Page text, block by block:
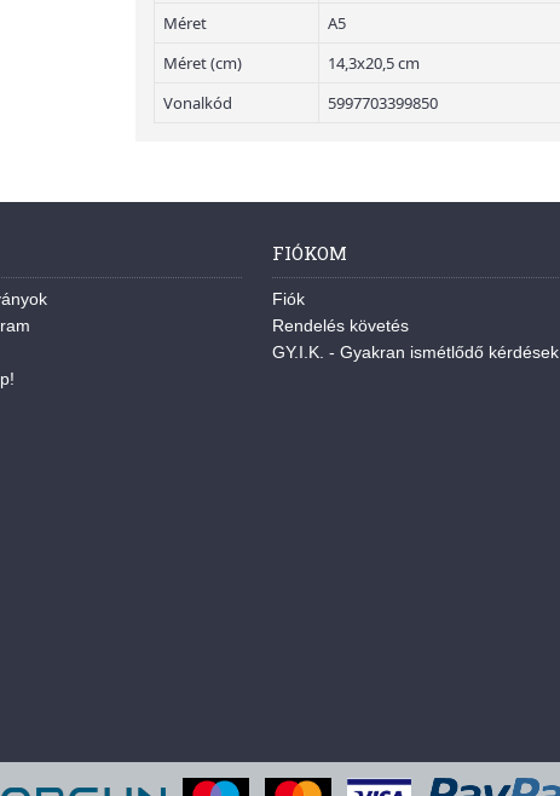
Méret
A5
Méret (cm)
14,3x20,5 cm
Vonalkód
5997703399850
FIÓKOM
Fiók
Rendelés követés
GY.I.K. - Gyakran ismétlődő kérdések